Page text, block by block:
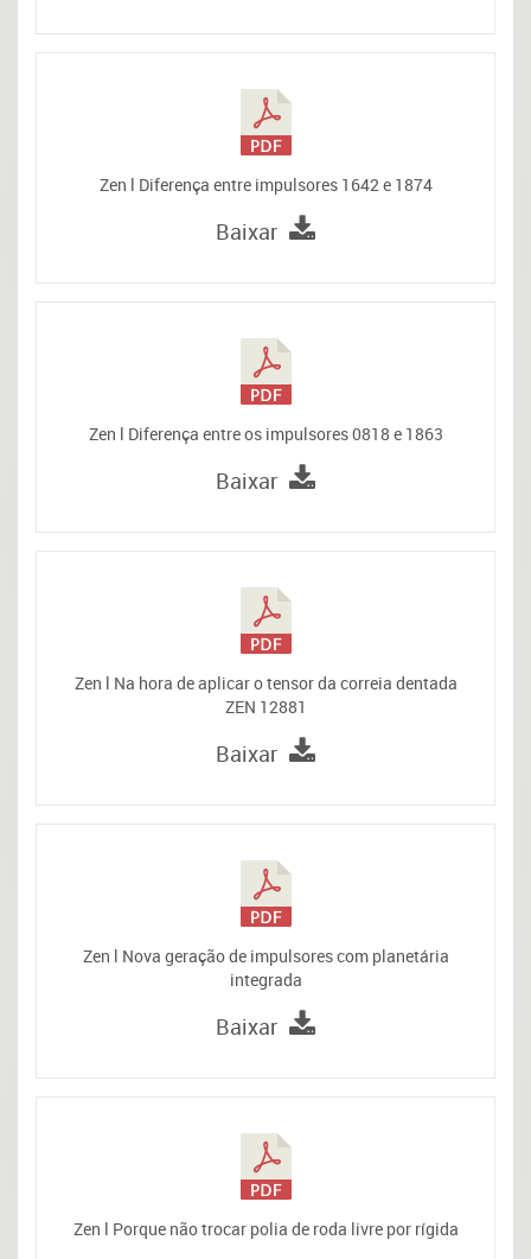
Zen l Diferença entre impulsores 1642 e 1874
Baixar
Zen l Diferença entre os impulsores 0818 e 1863
Baixar
Zen l Na hora de aplicar o tensor da correia dentada
ZEN 12881
Baixar
Zen l Nova geração de impulsores com planetária
integrada
Baixar
Zen l Porque não trocar polia de roda livre por rígida